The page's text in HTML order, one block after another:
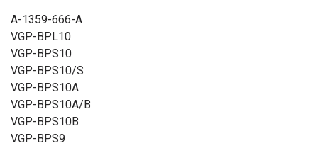
A-1359-666-A
VGP-BPL10
VGP-BPS10
VGP-BPS10/S
VGP-BPS10A
VGP-BPS10A/B
VGP-BPS10B
VGP-BPS9